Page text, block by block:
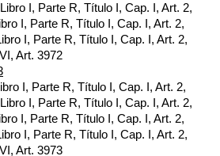
I, Parte R, Título I, Cap. I, Art. 2,
I, Parte R, Título I, Cap. I, Art. 2,
I, Parte R, Título I, Cap. I, Art. 2,
Art. 3972
I, Parte R, Título I, Cap. I, Art. 2,
I, Parte R, Título I, Cap. I, Art. 2,
I, Parte R, Título I, Cap. I, Art. 2,
I, Parte R, Título I, Cap. I, Art. 2,
Art. 3973